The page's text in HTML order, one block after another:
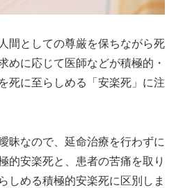
間としての尊厳を保ちながら死
めに応じて医師などが積極的・
死に至らしめる「安楽死」に注
昧なので、延命治療を行わずに
的安楽死と、患者の苦痛を取り
しめる積極的安楽死に区別しま